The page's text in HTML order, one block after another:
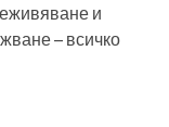
и
– всичко